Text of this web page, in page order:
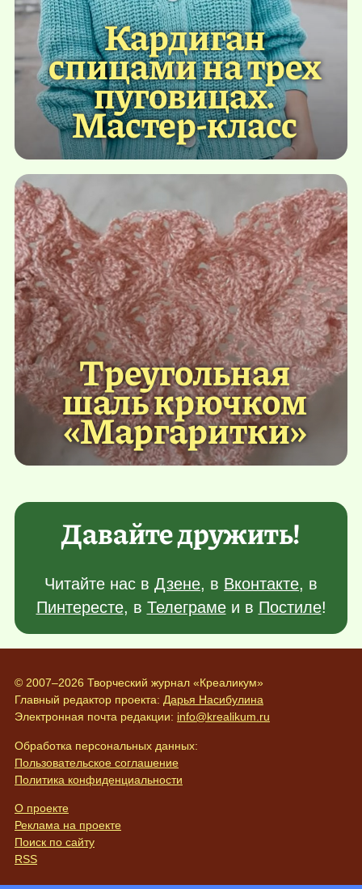
Кардиган
спицами на трех
пуговицах.
Мастер-класс
Треугольная
шаль крючком
«Маргаритки»
Давайте дружить!
Читайте нас в Дзене, в Вконтакте, в
Пинтересте, в Телеграмеи в Постиле!
© 2007–2026 Творческий журнал «Креаликум»
Главный редактор проекта: Дарья Насибулина
Электронная почта редакции: info@krealikum.ru
Обработка персональных данных:
Пользовательское соглашение
Политика конфиденциальности
О проекте
Реклама на проекте
Поиск по сайту
RSS